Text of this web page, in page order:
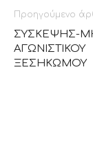
Προηγούμενο
ΣΥΣΚΕΨΗΣ-
ΑΓΩΝΙΣΤΙΚΟΥ
ΞΕΣΗΚΩΜΟΥ